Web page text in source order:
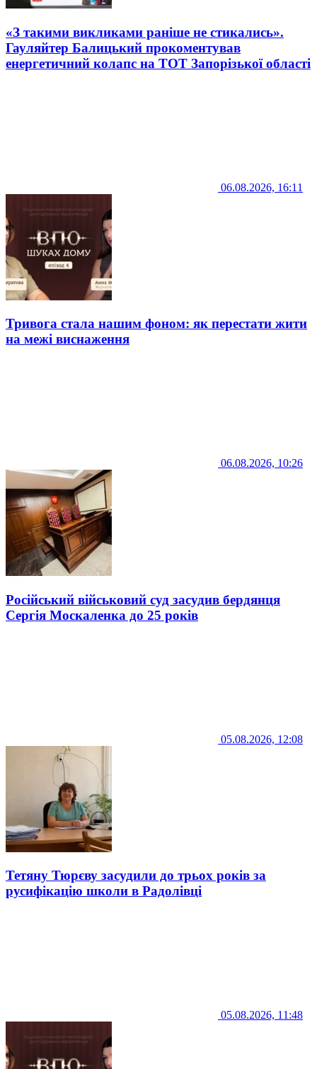
«З такими викликами раніше не стикались».
Гауляйтер Балицький прокоментував
енергетичний колапс на ТОТ Запорізької області
06.08.2026, 16:11
Тривога стала нашим фоном: як перестати жити
на межі виснаження
06.08.2026, 10:26
Російський військовий суд засудив бердянця
Сергія Москаленка до 25 років
05.08.2026, 12:08
Тетяну Тюрєву засудили до трьох років за
русифікацію школи в Радолівці
05.08.2026, 11:48